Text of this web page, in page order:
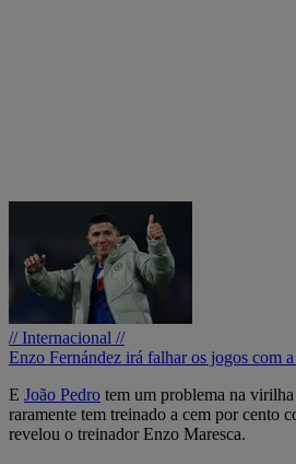
// Internacional //
Enzo Fernández irá falhar os jogos com
E João Pedro tem um problema na virilha
raramente tem treinado a cem por cento
revelou o treinador Enzo Maresca.